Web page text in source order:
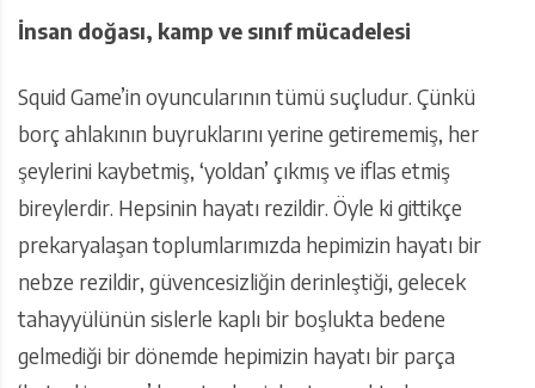
İnsan doğası, kamp ve sınıf mücadelesi
Squid Game’in oyuncularının tümü suçludur. Çünkü
borç ahlakının buyruklarını yerine getirememiş, her
şeylerini kaybetmiş, ‘yoldan’ çıkmış ve iflas etmiş
bireylerdir. Hepsinin hayatı rezildir. Öyle ki gittikçe
prekaryalaşan toplumlarımızda hepimizin hayatı bir
nebze rezildir, güvencesizliğin derinleştiği, gelecek
tahayyülünün sislerle kaplı bir boşlukta bedene
gelmediği bir dönemde hepimizin hayatı bir parça